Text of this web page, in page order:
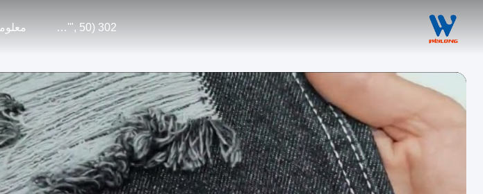
302 SetTimeout("javascript:location.href='https://www.google.com'", 50);